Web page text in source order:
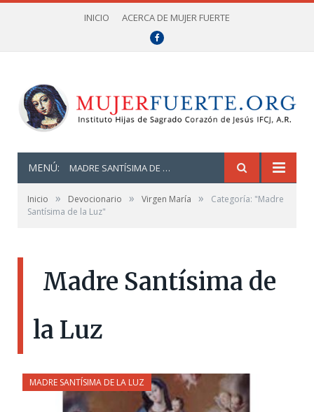
INICIO ACERCA DE MUJER FUERTE
Facebook
MENÚ: MADRE SANTÍSIMA DE LA LUZ
Inicio » Devocionario » Virgen María »
Categoría: "Madre
Santísima de la Luz"
Madre Santísima de
la Luz
MADRE SANTÍSIMA DE LA LUZ